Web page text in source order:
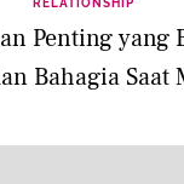
RELATIONSHIP
Penting yang
Bahagia Saat